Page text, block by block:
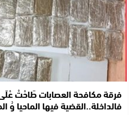
فالداخلة..القضية فيها الماحيا وُ